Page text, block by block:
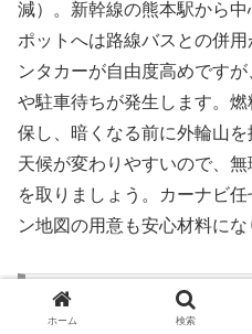
減）。新幹線の熊本駅から
ポットへは路線バスとの併
ンタカーが自由度高めです
や駐車待ちが発生します。
保し、暗くなる前に外輪山
天候が変わりやすいので、
を取りましょう。カーナビ
ン地図の用意も安心材料にな
ベストシーズン・気候
ホーム 検索